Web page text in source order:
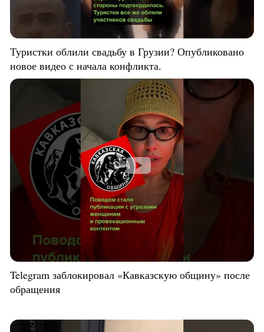
Туристки облили свадьбу в Грузии? Опубликовано
новое видео с начала конфликта.
Telegram заблокировал «Кавказскую общину» после
обращения